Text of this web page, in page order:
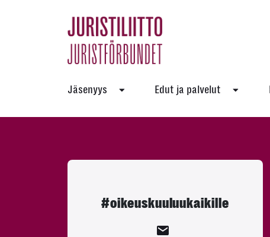
Jäsenyys Edut ja palvelut
#oikeuskuuluukaikille